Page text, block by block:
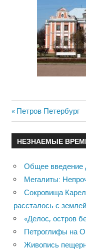
Навигация
по
записям
Previous
Post:
Петров Петербург
НЕЗНАЕМЫЕ
Общее введение
Мегалиты:
Сокровища
рассталось с землей
«Делос, остров
Петроглифы на
Живопись